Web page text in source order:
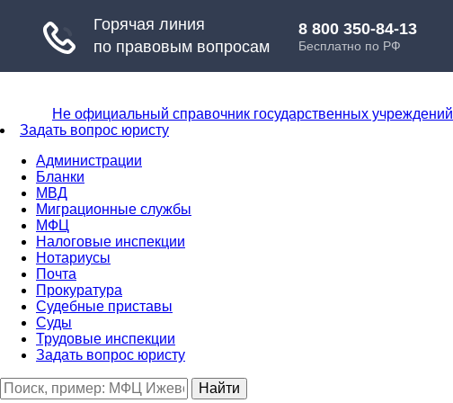
Не официальный справочник государственных учреждений
Задать вопрос юристу
Администрации
Бланки
МВД
Миграционные службы
МФЦ
Налоговые инспекции
Нотариусы
Почта
Прокуратура
Судебные приставы
Суды
Трудовые инспекции
Задать вопрос юристу